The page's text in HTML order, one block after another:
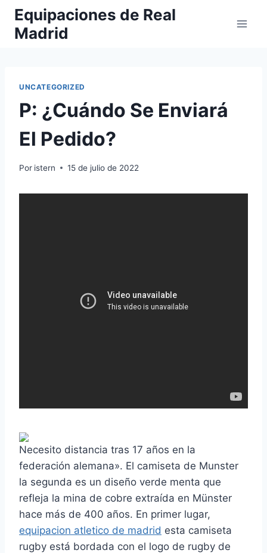
Saltar
contenido
Equipaciones de Real
Madrid
UNCATEGORIZED
P: ¿Cuándo Se Enviará
El Pedido?
Por istern 15 de julio de 2022
Necesito distancia tras 17 años en la
federación alemana». El camiseta de Munster
la segunda es un diseño verde menta que
refleja la mina de cobre extraída en Münster
hace más de 400 años. En primer lugar,
equipacion atletico de madrid esta camiseta
rugby está bordada con el logo de rugby de